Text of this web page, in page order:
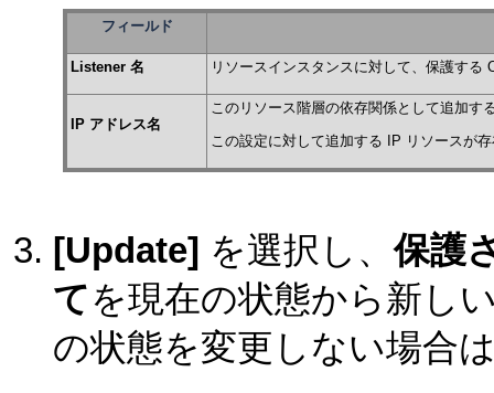
フィールド
Listener 名 リソースインスタンスに対して、保護す
IP アドレス名
このリソース階層の依存関係として追加す
この設定に対して追加する IP リソースが
[Update] を選択し、保護
てを現在の状態から新し
の状態を変更しない場合